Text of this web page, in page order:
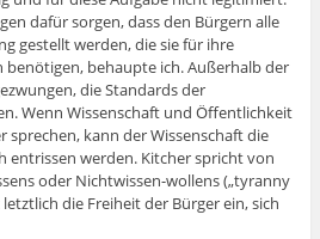
dafür sorgen, dass den Bürgern alle
gestellt werden, die sie für ihre
benötigen, behaupte ich. Außerhalb der
die Standards der
Wenn Wissenschaft und Öffentlichkeit
kann der Wissenschaft die
entrissen werden. Kitcher spricht von
oder Nichtwissen-wollens („tyranny
die Freiheit der Bürger ein, sich